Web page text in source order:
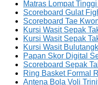
Matras Lompat
Scoreboard Gulat
Scoreboard Tae
Kursi Wasit Sepak
Kursi Wasit Sepak
Kursi Wasit
Papan Skor Digital
Scoreboard Sepak
Ring Basket Formal
Antena Bola Voli